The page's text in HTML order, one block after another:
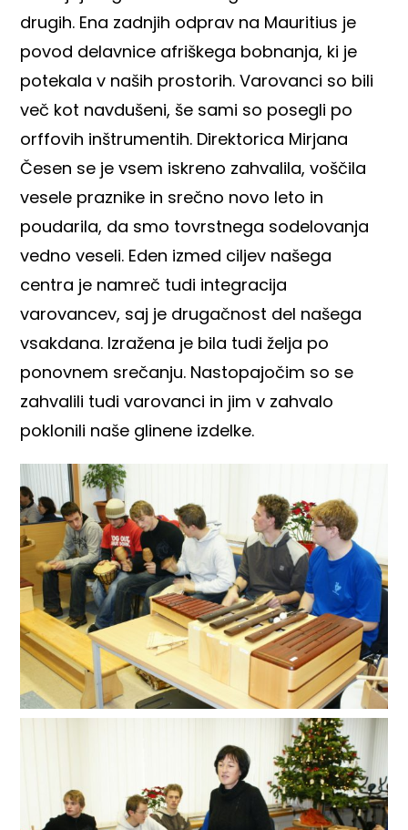
drugih. Ena zadnjih odprav na Mauritius je
povod delavnice afriškega bobnanja, ki je
potekala v naših prostorih. Varovanci so bili
več kot navdušeni, še sami so posegli po
orffovih inštrumentih. Direktorica Mirjana
Česen se je vsem iskreno zahvalila, voščila
vesele praznike in srečno novo leto in
poudarila, da smo tovrstnega sodelovanja
vedno veseli. Eden izmed ciljev našega
centra je namreč tudi integracija
varovancev, saj je drugačnost del našega
vsakdana. Izražena je bila tudi želja po
ponovnem srečanju. Nastopajočim so se
zahvalili tudi varovanci in jim v zahvalo
poklonili naše glinene izdelke.